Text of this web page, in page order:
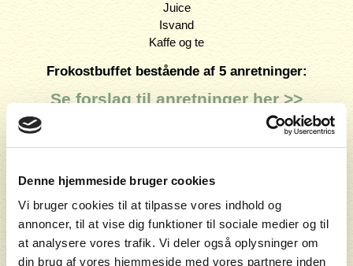
Denne hjemmeside bruger cookies
Vi bruger cookies til at tilpasse vores indhold og
annoncer, til at vise dig funktioner til sociale medier og til
at analysere vores trafik. Vi deler også oplysninger om
din brug af vores hjemmeside med vores partnere inden
Juice
Isvand
Kaffe og te
Frokostbuffet bestående af 5 anretninger:
Se forslag til anretninger her >>
Hjemmebagt eftermiddagskage med kaffe.
Vi serverer danskvand, sodavand, frugt og kaffe/te inkl. hele
Varighed 8 timer fra ankomst.